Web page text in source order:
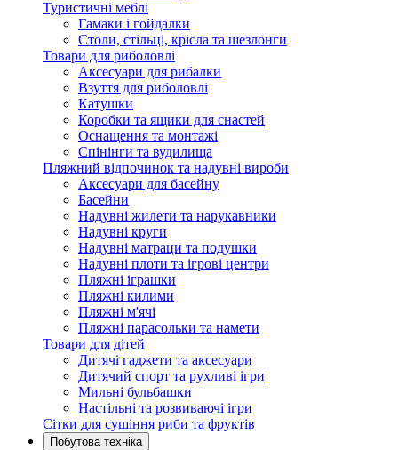
Туристичні меблі
Гамаки і гойдалки
Столи, стільці, крісла та шезлонги
Товари для риболовлі
Аксесуари для рибалки
Взуття для риболовлі
Катушки
Коробки та ящики для снастей
Оснащення та монтажі
Спінінги та вудилища
Пляжний відпочинок та надувні вироби
Аксесуари для басейну
Басейни
Надувні жилети та нарукавники
Надувні круги
Надувні матраци та подушки
Надувні плоти та ігрові центри
Пляжні іграшки
Пляжні килими
Пляжні м'ячі
Пляжні парасольки та намети
Товари для дітей
Дитячі гаджети та аксесуари
Дитячий спорт та рухливі ігри
Мильні бульбашки
Настільні та розвиваючі ігри
Сітки для сушіння риби та фруктів
Побутова техніка